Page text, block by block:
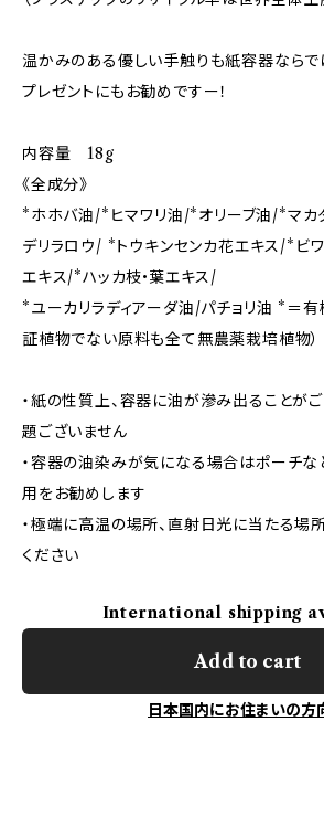
温かみのある優しい手触りも紙容器ならで
プレゼントにもお勧めですー！
内容量 18g
《全成分》
*ホホバ油/*ヒマワリ油/*オリーブ油/*マカ
デリラロウ/ *トウキンセンカ花エキス/*ビ
エキス/*ハッカ枝•葉エキス/
*ユーカリラディアーダ油/パチョリ油 *＝
証植物でない原料も全て無農薬栽培植物）
・紙の性質上、容器に油が滲み出ることが
題ございません
・容器の油染みが気になる場合はポーチ
用をお勧めします
・極端に高温の場所、直射日光に当たる場
ください
International shipping
Add to cart
日本国内にお住まいの方